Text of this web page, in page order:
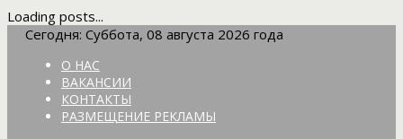
Loading posts...
Сегодня: Суббота, 08 августа 2026 года
О НАС
ВАКАНСИИ
КОНТАКТЫ
РАЗМЕЩЕНИЕ РЕКЛАМЫ